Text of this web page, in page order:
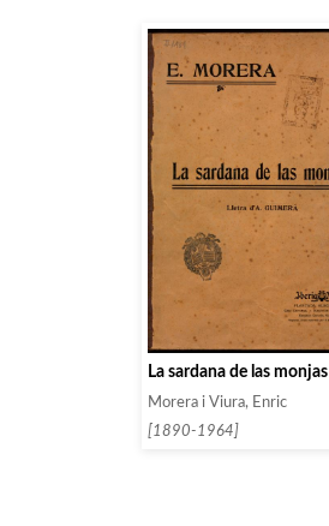
La sardana de las monjas
Morera i Viura, Enric
[1890-1964]